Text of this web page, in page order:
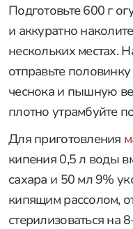
Подготовьте 600 г
и аккуратно
нескольких местах.
отправьте
чеснока и пышную
плотно утрамбуйте
Для приготовления
кипения 0,5 л воды
сахара и 50 мл 9%
кипящим рассолом,
стерилизоваться на